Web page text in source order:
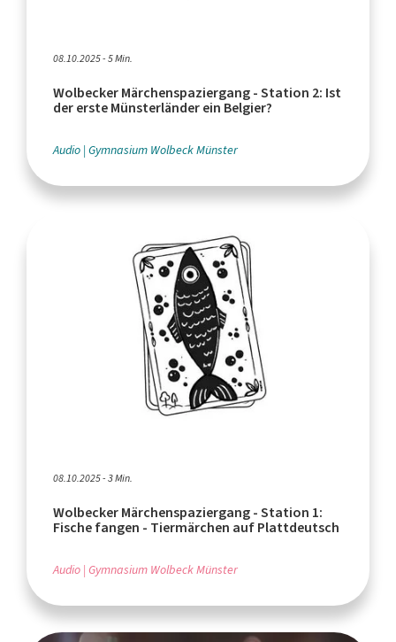
08.10.2025 - 5 Min.
Wolbecker Märchenspaziergang - Station 2: Ist
der erste Münsterländer ein Belgier?
Audio Gymnasium Wolbeck Münster
08.10.2025 - 3 Min.
Wolbecker Märchenspaziergang - Station 1:
Fische fangen - Tiermärchen auf Plattdeutsch
Audio Gymnasium Wolbeck Münster